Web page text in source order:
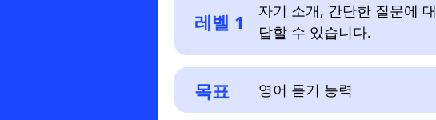
레벨 1
자기 소개, 간단한 질문에 대
답할 수 있습니다.
목표 영어 듣기 능력